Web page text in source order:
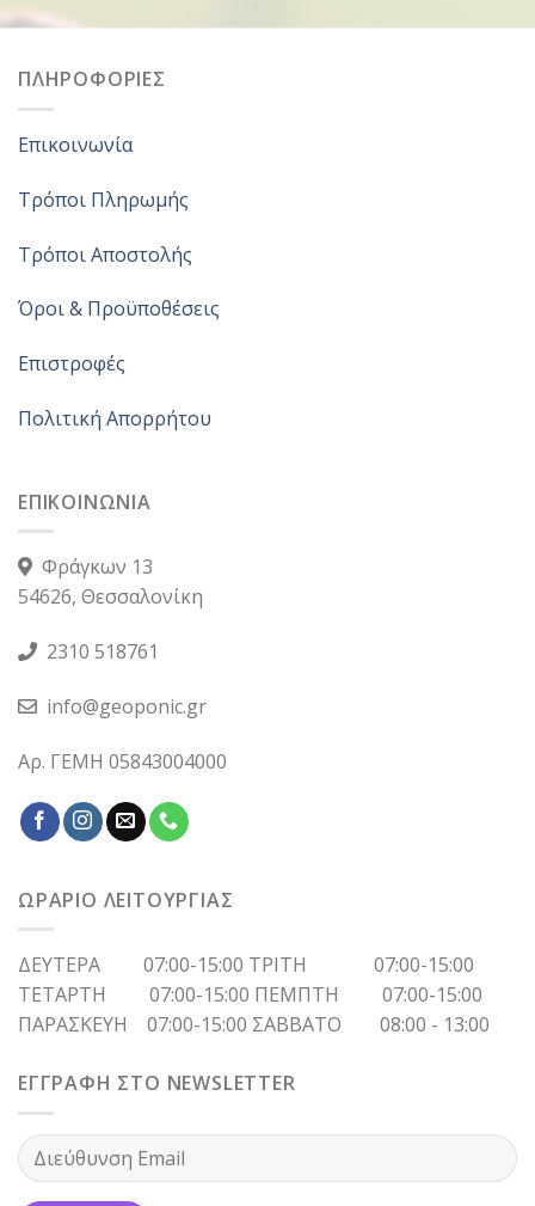
ΠΛΗΡΟΦΟΡΙΕΣ
Επικοινωνία
Τρόποι Πληρωμής
Τρόποι Αποστολής
Όροι & Προϋποθέσεις
Επιστροφές
Πολιτική Απορρήτου
ΕΠΙΚΟΙΝΩΝΙΑ
Φράγκων 13
54626, Θεσσαλονίκη
2310 518761
info@geoponic.gr
Αρ. ΓΕΜΗ 05843004000
ΩΡΑΡΙΟ ΛΕΙΤΟΥΡΓΙΑΣ
ΔΕΥΤΕΡΑ 07:00-15:00 ΤΡΙΤΗ 07:00-15:00
ΤΕΤΑΡΤΗ 07:00-15:00 ΠΕΜΠΤΗ 07:00-15:00
ΠΑΡΑΣΚΕΥΗ 07:00-15:00 ΣΑΒΒΑΤΟ 08:00 - 13:00
ΕΓΓΡΑΦΗ ΣΤΟ NEWSLETTER